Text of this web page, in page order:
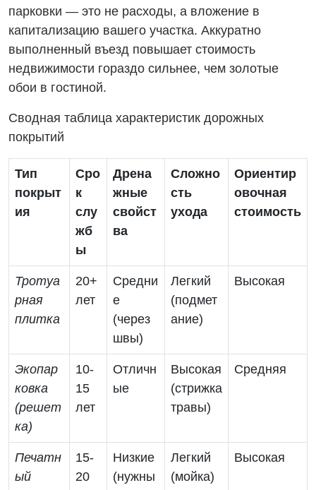
парковки — это не расходы, а вложение в
капитализацию вашего участка. Аккуратно
выполненный въезд повышает стоимость
недвижимости гораздо сильнее, чем золотые
обои в гостиной.
Сводная таблица характеристик дорожных
покрытий
Тип
покрыт
ия
Сро
к
слу
жб
ы
Дрена
жные
свойст
ва
Сложно
сть
ухода
Ориентир
овочная
стоимость
Тротуа
рная
плитка
20+
лет
Средни
е
(через
швы)
Легкий
(подмет
ание)
Высокая
Экопар
ковка
(решет
ка)
10-
15
лет
Отличн
ые
Высокая
(стрижка
травы)
Средняя
Печатн
ый
15-
20
Низкие
(нужны
Легкий
(мойка)
Высокая